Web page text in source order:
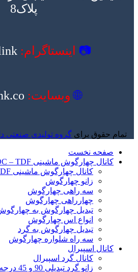
پلاک8
📷 اینستاگرام:
🌐 وبسایت:
تمام حقوق برای گروه تولیدی صنعتی
صفحه نخست
کانال چهارگوش ماشینی TDC – TDF
کانال چهارگوش ماشینی TDC , TDF
زانو چهارگوش
سه راهی چهارگوش
چهارراهی چهارگوش
تبدیل چهارگوش به
انواع اس چهارگوش
تبدیل چهارگوش به گرد
سه راه شلواره چهارگوش
کانال اسپیرال
کانال گرد اسپیرال
زانو گرد تبدیلی 90 و 45 درجه